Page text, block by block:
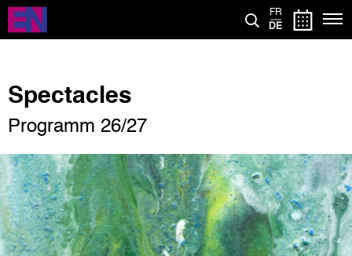
Direkt
zum
Inhalt
FR
DE
Spectacles
Programm 26/27